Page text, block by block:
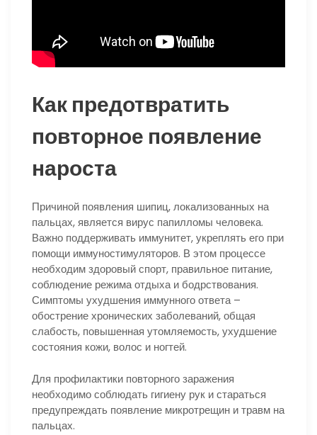
Как предотвратить
повторное появление
нароста
Причиной появления шипиц, локализованных на
пальцах, является вирус папилломы человека.
Важно поддерживать иммунитет, укреплять его при
помощи иммуностимуляторов. В этом процессе
необходим здоровый спорт, правильное питание,
соблюдение режима отдыха и бодрствования.
Симптомы ухудшения иммунного ответа –
обострение хронических заболеваний, общая
слабость, повышенная утомляемость, ухудшение
состояния кожи, волос и ногтей.
Для профилактики повторного заражения
необходимо соблюдать гигиену рук и стараться
предупреждать появление микротрещин и травм на
пальцах.